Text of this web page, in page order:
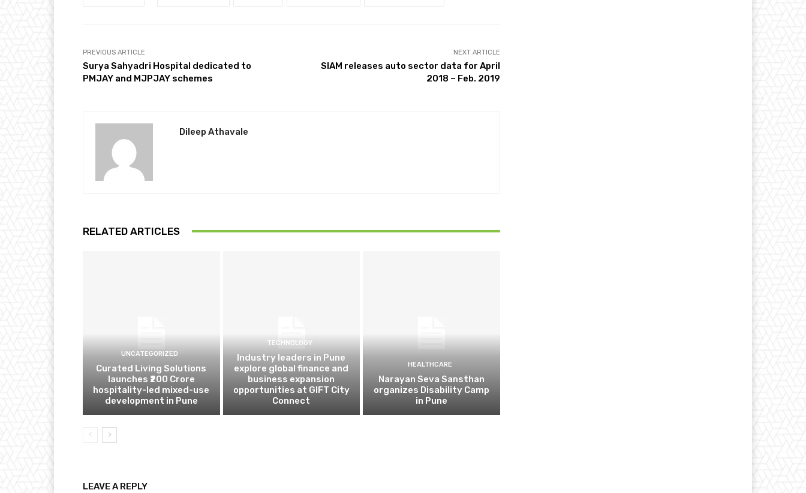
PREVIOUS ARTICLE
Surya Sahyadri Hospital dedicated to
PMJAY and MJPJAY schemes
NEXT ARTICLE
SIAM releases auto sector data for April
2018 – Feb. 2019
Dileep Athavale
RELATED ARTICLES
UNCATEGORIZED
Curated Living Solutions
launches ₹200 Crore
hospitality-led mixed-use
development in Pune
TECHNOLOGY
Industry leaders in Pune
explore global finance and
business expansion
opportunities at GIFT City
Connect
HEALTHCARE
Narayan Seva Sansthan
organizes Disability Camp
in Pune
LEAVE A REPLY